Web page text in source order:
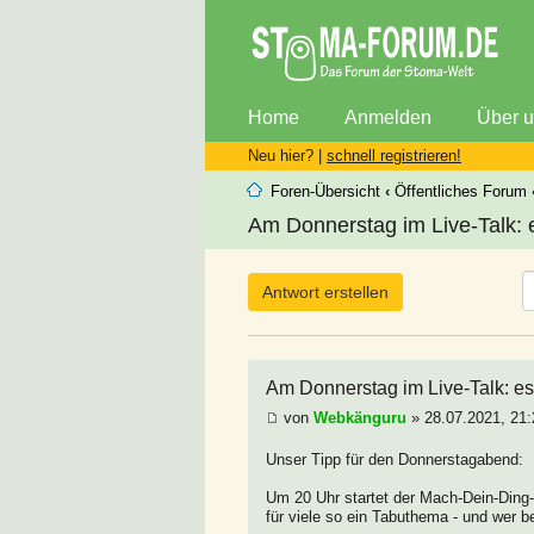
Home Anmelden Über
Neu hier? | schnell registrieren!
Foren-Übersicht ‹ Öffentliches Forum
Am Donnerstag im Live-Talk:
Antwort erstellen
Am Donnerstag im Live-Talk:
von Webkänguru » 28.07.2021,
Unser Tipp für den Donnerstagabend:
Um 20 Uhr startet der Mach-Dein-
für viele so ein Tabuthema - und wer